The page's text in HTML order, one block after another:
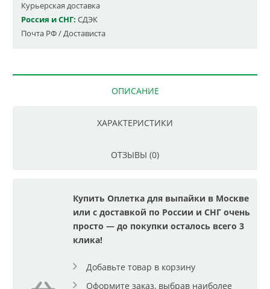
Курьерская доставка
Россия и СНГ: СДЭК
Почта РФ / Достависта
ОПИСАНИЕ
ХАРАКТЕРИСТИКИ
ОТЗЫВЫ (0)
Купить Оплетка для выпайки в Москве
или с доставкой по России и СНГ очень
просто — до покупки осталось всего 3
клика!
Добавьте товар в корзину
Оформите заказ, выбрав наиболее